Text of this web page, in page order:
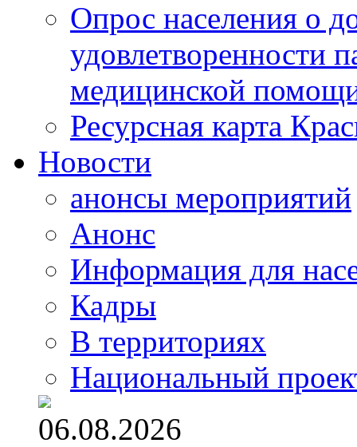
Опрос населения о
удовлетворенности
медицинской
Ресурсная карта
Новости
анонсы мероприятий
Анонс
Информация для
Кадры
В территориях
Национальный
06.08.2026